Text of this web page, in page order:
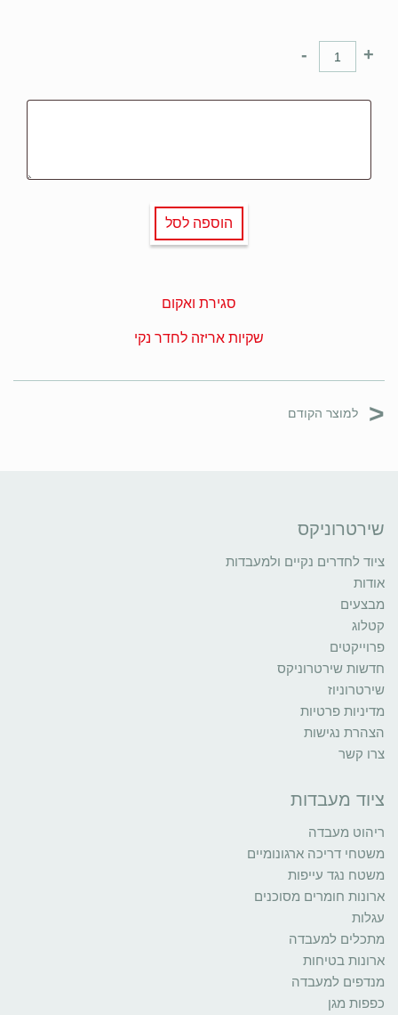
+
-
הוספה לסל
סגירת ואקום
שקיות אריזה לחדר נקי
< למוצר הקודם
שירטרוניקס
ציוד לחדרים נקיים ולמעבדות
אודות
מבצעים
קטלוג
פרוייקטים
חדשות שירטרוניקס
שירטרוניוז
מדיניות פרטיות
הצהרת נגישות
צרו קשר
ציוד מעבדות
ריהוט מעבדה
משטחי דריכה ארגונומיים
משטח נגד עייפות
ארונות חומרים מסוכנים
עגלות
מתכלים למעבדה
ארונות בטיחות
מנדפים למעבדה
כפפות מגן